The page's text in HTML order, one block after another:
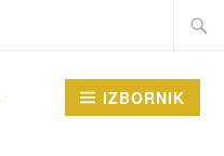
Traži:
IZBORNIK